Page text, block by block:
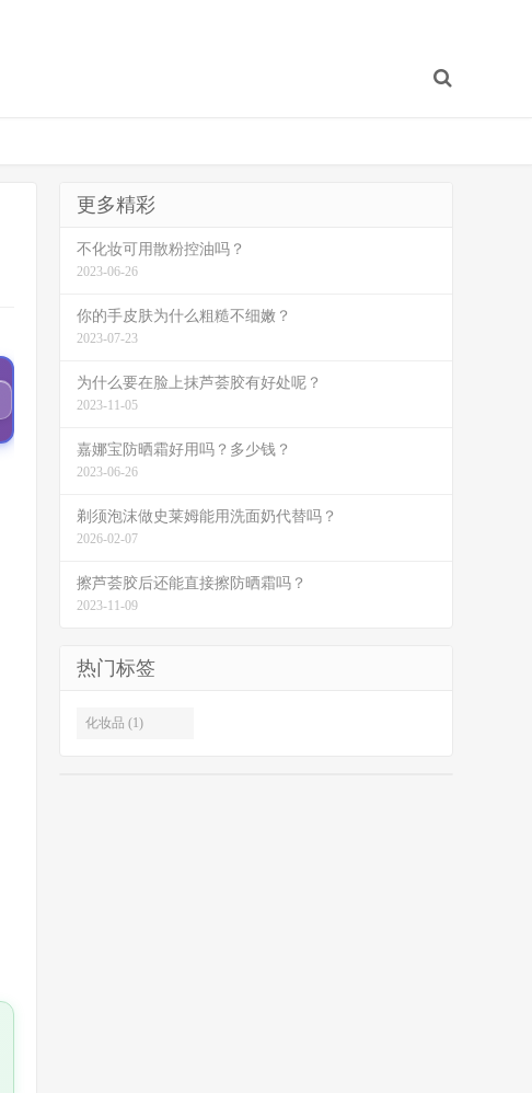
更多精彩
不化妆可用散粉控油吗？
2023-06-26
你的手皮肤为什么粗糙不细嫩？
2023-07-23
为什么要在脸上抹芦荟胶有好处呢？
2023-11-05
嘉娜宝防晒霜好用吗？多少钱？
2023-06-26
剃须泡沫做史莱姆能用洗面奶代替吗？
2026-02-07
擦芦荟胶后还能直接擦防晒霜吗？
2023-11-09
热门标签
化妆品 (1)